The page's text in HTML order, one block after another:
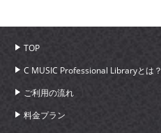
TOP
C MUSIC Professional Libraryとは？
ご利用の流れ
料金プラン